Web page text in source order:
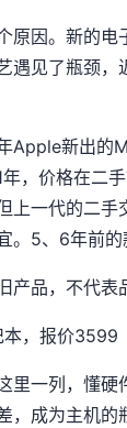
原因。新的
遇见了瓶颈
Apple新出的
年，价格在二
上一代的二
。5、6年前
产品，不代表
本，报价3599
里一列，懂
，成为主机